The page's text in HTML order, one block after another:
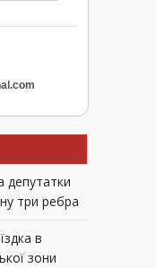
депутатки
три ребра
в
зони